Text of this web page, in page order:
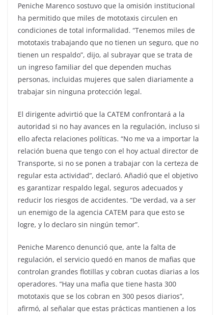
Peniche Marenco sostuvo que la omisión institucional
ha permitido que miles de mototaxis circulen en
condiciones de total informalidad. “Tenemos miles de
mototaxis trabajando que no tienen un seguro, que no
tienen un respaldo”, dijo, al subrayar que se trata de
un ingreso familiar del que dependen muchas
personas, incluidas mujeres que salen diariamente a
trabajar sin ninguna protección legal.
El dirigente advirtió que la CATEM confrontará a la
autoridad si no hay avances en la regulación, incluso si
ello afecta relaciones políticas. “No me va a importar la
relación buena que tengo con el hoy actual director de
Transporte, si no se ponen a trabajar con la certeza de
regular esta actividad”, declaró. Añadió que el objetivo
es garantizar respaldo legal, seguros adecuados y
reducir los riesgos de accidentes. “De verdad, va a ser
un enemigo de la agencia CATEM para que esto se
logre, y lo declaro sin ningún temor”.
Peniche Marenco denunció que, ante la falta de
regulación, el servicio quedó en manos de mafias que
controlan grandes flotillas y cobran cuotas diarias a los
operadores. “Hay una mafia que tiene hasta 300
mototaxis que se los cobran en 300 pesos diarios”,
afirmó, al señalar que estas prácticas mantienen a los